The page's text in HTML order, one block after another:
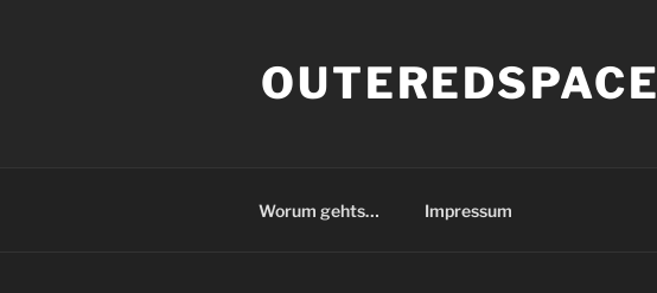
OUTEREDSPACE
Worum gehts… Impressum